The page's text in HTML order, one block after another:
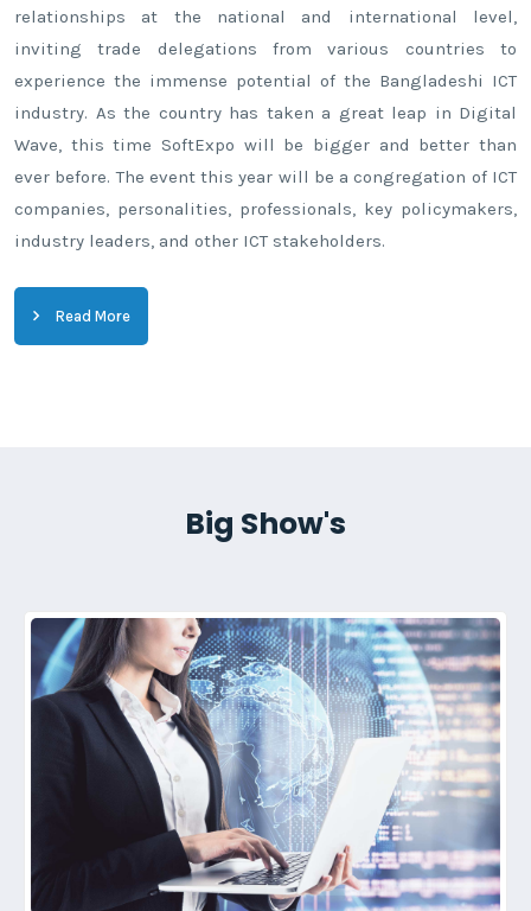
relationships at the national and international level,
inviting trade delegations from various countries to
experience the immense potential of the Bangladeshi ICT
industry. As the country has taken a great leap in Digital
Wave, this time SoftExpo will be bigger and better than
ever before. The event this year will be a congregation of ICT
companies, personalities, professionals, key policymakers,
industry leaders, and other ICT stakeholders.
Read More
Big Show's